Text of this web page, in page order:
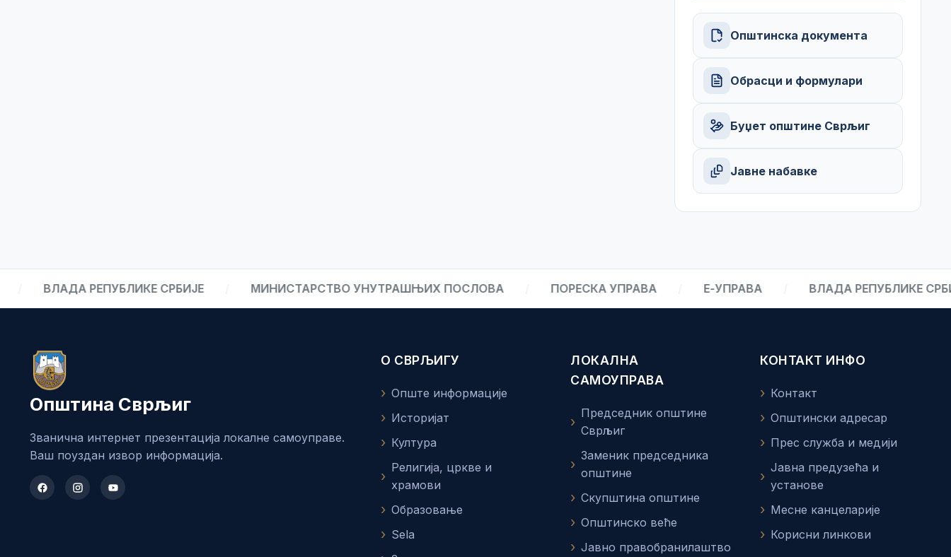
Општинска документа
Обрасци и формулари
Буџет општине Сврљиг
Јавне набавке
ВЛАДА РЕПУБЛИКЕ СРБИЈЕ / МИНИСТАРСТВО УНУТРАШЊИХ ПОСЛОВА ПОРЕСКА УПРАВА Е-УПРАВА ВЛАДА РЕПУБЛИКЕ СРБИЈЕ
Општина Сврљиг
Званична интернет презентација локалне самоуправе.
Ваш поуздан извор информација.
О СВРЉИГУ
Опште информације
Историјат
Култура
Религија, цркве и
храмови
Образовање
Sela
ЛОКАЛНА
САМОУПРАВА
Председник општине
Сврљиг
Заменик председника
општине
Скупштина општине
Општинско веће
Јавно правобранилаштво
КОНТАКТ ИНФО
Контакт
Општински адресар
Прес служба и медији
Јавна предузећа и
установе
Месне канцеларије
Корисни линкови